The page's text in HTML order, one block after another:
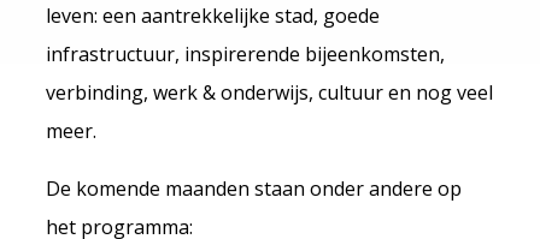
leven: een aantrekkelijke stad, goede
infrastructuur, inspirerende bijeenkomsten,
verbinding, werk & onderwijs, cultuur en nog veel
meer.
De komende maanden staan onder andere op
het programma: